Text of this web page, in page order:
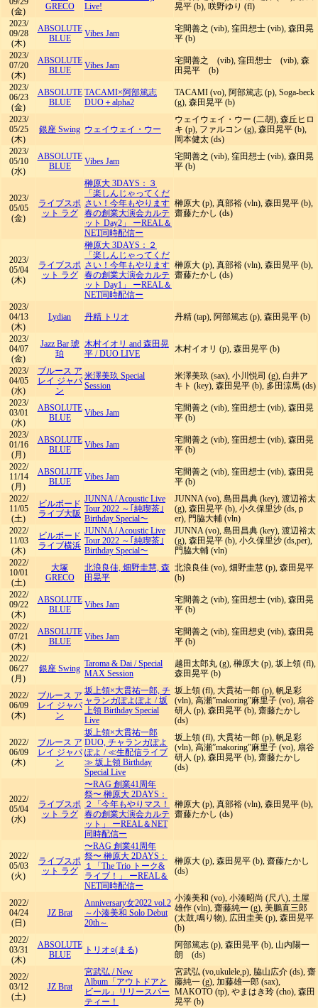
(金)
GRECO
Live!
晃平 (b), 咲野ゆり (fl)
2023/
09/28
(木)
ABSOLUTE
BLUE
Vibes Jam
宅間善之 (vib), 窪田想士 (vib), 森田晃
平 (b)
2023/
07/20
(木)
ABSOLUTE
BLUE
Vibes Jam
宅間善之 (vib), 窪田想士 (vib), 森
田晃平 (b)
2023/
06/23
(金)
ABSOLUTE
BLUE
TACAMI×阿部篤志
DUO＋alpha2
TACAMI (vo), 阿部篤志 (p), Soga-beck
(g), 森田晃平 (b)
2023/
05/25
(木)
銀座 Swing ウェイウェイ・ウー
ウェイウェイ・ウー (二胡), 森丘ヒロ
キ (p), ファルコン (g), 森田晃平 (b),
岡本健太 (ds)
2023/
05/10
(水)
ABSOLUTE
BLUE
Vibes Jam
宅間善之 (vib), 窪田想士 (vib), 森田晃
平 (b)
2023/
05/05
(金)
ライブスポ
ット ラグ
榊原大 3DAYS：３
「楽しんじゃってくだ
さい！今年もやります
春の創業大演会カルテ
ット Day2」 ーREAL＆
NET同時配信ー
榊原大 (p), 真部裕 (vln), 森田晃平 (b),
齋藤たかし (ds)
2023/
05/04
(木)
ライブスポ
ット ラグ
榊原大 3DAYS：２
「楽しんじゃってくだ
さい！今年もやります
春の創業大演会カルテ
ット Day1」 ーREAL＆
NET同時配信ー
榊原大 (p), 真部裕 (vln), 森田晃平 (b),
齋藤たかし (ds)
2023/
04/13
(木)
Lydian 丹精 トリオ 丹精 (tap), 阿部篤志 (p), 森田晃平 (b)
2023/
04/07
(金)
Jazz Bar 琥
珀
木村イオリ and 森田晃
平 /DUO LIVE 木村イオリ (p), 森田晃平 (b)
2023/
04/05
(水)
ブルース ア
レイ ジャパ
ン
米澤美玖 Special
Session
米澤美玖 (sax), 小川悦司 (g), 白井ア
キト (key), 森田晃平 (b), 多田涼馬 (ds)
2023/
03/01
(水)
ABSOLUTE
BLUE
Vibes Jam
宅間善之 (vib), 窪田想士 (vib), 森田晃
平 (b)
2023/
01/16
(月)
ABSOLUTE
BLUE
Vibes Jam
宅間善之 (vib), 窪田想士 (vib), 森田晃
平 (b)
2022/
11/14
(月)
ABSOLUTE
BLUE
Vibes Jam
宅間善之 (vib), 窪田想士 (vib), 森田晃
平 (b)
2022/
11/05
(土)
ビルボード
ライブ大阪
JUNNA/Acoustic Live
Tour 2022 ～｢純喫茶｣
Birthday Special～
JUNNA (vo), 島田昌典 (key), 渡辺裕太
(g), 森田晃平 (b), 小久保里沙 (ds,ｐ
er), 門脇大輔 (vln)
2022/
11/03
(木)
ビルボード
ライブ横浜
JUNNA/Acoustic Live
Tour 2022 ～｢純喫茶｣
Birthday Special～
JUNNA (vo), 島田昌典 (key), 渡辺裕太
(g), 森田晃平 (b), 小久保里沙 (ds,per),
門脇大輔 (vln)
2022/
10/01
(土)
大塚
GRECO
北浪良佳, 畑野圭慧, 森
田晃平
北浪良佳 (vo), 畑野圭慧 (p), 森田晃平
(b)
2022/
09/22
(木)
ABSOLUTE
BLUE
Vibes Jam
宅間善之 (vib), 窪田想士 (vib), 森田晃
平 (b)
2022/
07/21
(木)
ABSOLUTE
BLUE
Vibes Jam
宅間善之 (vib), 窪田想史 (vib), 森田晃
平 (b)
2022/
06/27
(月)
銀座 Swing Taroma & Dai /Special
MAX Session
越田太郎丸 (g), 榊原大 (p), 坂上領 (fl),
森田晃平 (b)
2022/
06/09
(木)
ブルース ア
レイ ジャパ
ン
坂上領×大貫祐一郎, チ
ャランガぽよぽよ /坂
上領 Birthday Special
Live
坂上領 (fl), 大貫祐一郎 (p), 帆足彩
(vln), 高瀬”makoring”麻里子 (vo), 扇谷
研人 (p), 森田晃平 (b), 齋藤たかし
(ds)
2022/
06/09
(木)
ブルース ア
レイ ジャパ
ン
坂上領×大貫祐一郎
DUO, チャランガぽよ
ぽよ / ≪生配信ライブ
≫ 坂上領 Birthday
Special Live
坂上領 (fl), 大貫祐一郎 (p), 帆足彩
(vln), 高瀬”makoring”麻里子 (vo), 扇谷
研人 (p), 森田晃平 (b), 齋藤たかし
(ds)
2022/
05/04
(水)
ライブスポ
ット ラグ
〜RAG 創業41周年
祭〜 榊原大 2DAYS：
２「今年もやりマス！
春の創業大演会カルテ
ット」 ーREAL＆NET
同時配信ー
榊原大 (p), 真部裕 (vln), 森田晃平 (b),
齋藤たかし (ds)
2022/
05/03
(火)
ライブスポ
ット ラグ
〜RAG 創業41周年
祭〜 榊原大 2DAYS：
１「The Trio トーク&
ライブ！」 ーREAL＆
NET同時配信ー
榊原大 (p), 森田晃平 (b), 齋藤たかし
(ds)
2022/
04/24
(日)
JZ Brat
Anniversary女2022 vol.2
～小湊美和 Solo Debut
20th～
小湊美和 (vo), 小湊昭尚 (尺八), 土屋
雄作 (vln), 齋藤純一 (g), 美鵬直三郎
(太鼓,鳴り物), 広田圭美 (p), 森田晃平
(b)
2022/
03/31
(木)
ABSOLUTE
BLUE
トリオ○(まる)
阿部篤志 (p), 森田晃平 (b), 山内陽一
朗 (ds)
2022/
03/12
(土)
JZ Brat
宮武弘 /New
Album「アウトドアと
ビール」リリースパー
ティー！
宮武弘 (vo,ukulele,p), 脇山広介 (ds), 齋
藤純一 (g), 加藤雄一郎 (sax),
MAKOTO (tp), やまはき玲 (cho), 森田
晃平 (b)